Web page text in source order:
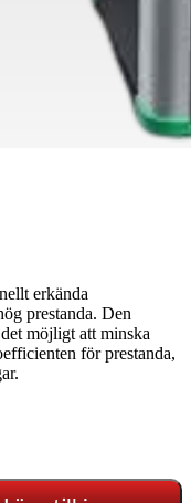
erkända
prestanda. Den
möjligt att minska
för prestanda,